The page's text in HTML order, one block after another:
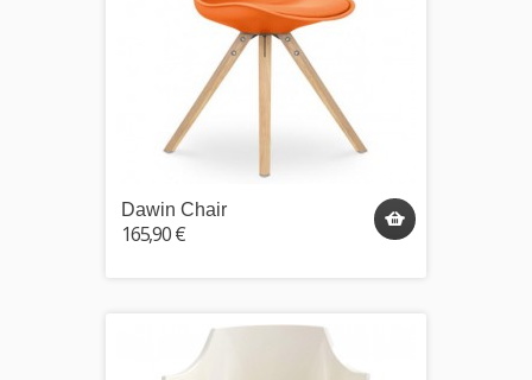
Dawin Chair
165,90 €